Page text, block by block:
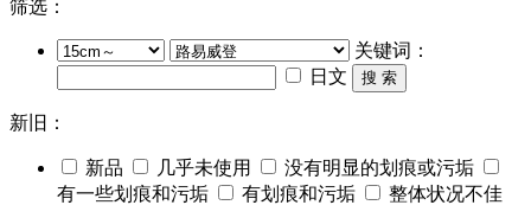
筛选：
关键词：
日文
搜 索
新旧：
新品 几乎未使用
没有明显的划痕或污垢
有一些划痕和污垢
有划痕和污垢 整体状况不佳